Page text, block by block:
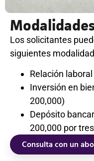
Los solicitantes
siguientes
Relación
Inversión en
200,000)
Depósito
200,000 por
Consulta con un